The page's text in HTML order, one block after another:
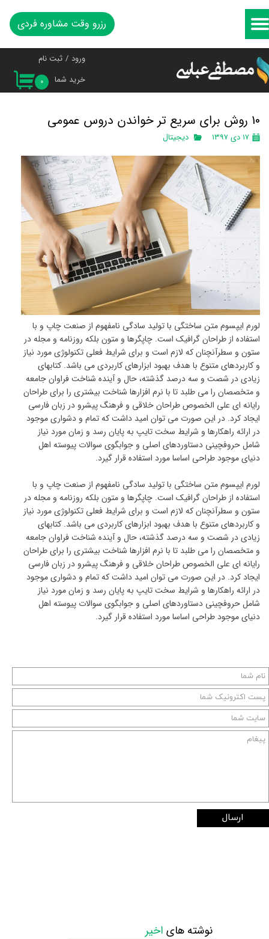
۰ خرید شما
ورود / ثبت نام
حساب کاربری من
تغییر گذر واژه
سفارشات
خروج از حساب کاربری
رزرو وقت مشاوره فردی
10 روش برای سریع تر خواندن دروس عمومی
۱۷ دی ۱۳۹۷ دیجیتال
لورم ایپسوم متن ساختگی با تولید سادگی نامفهوم از صنعت چاپ و با
استفاده از طراحان گرافیک است. چاپگرها و متون بلکه روزنامه و مجله در
ستون و سطرآنچنان که لازم است و برای شرایط فعلی تکنولوژی مورد نیاز
و کاربردهای متنوع با هدف بهبود ابزارهای کاربردی می باشد. کتابهای
زیادی در شصت و سه درصد گذشته، حال و آینده شناخت فراوان جامعه
و متخصصان را می طلبد تا با نرم افزارها شناخت بیشتری را برای طراحان
رایانه ای علی الخصوص طراحان خلاقی و فرهنگ پیشرو در زبان فارسی
ایجاد کرد. در این صورت می توان امید داشت که تمام و دشواری موجود
در ارائه راهکارها و شرایط سخت تایپ به پایان رسد و زمان مورد نیاز
شامل حروفچینی دستاوردهای اصلی و جوابگوی سوالات پیوسته اهل
دنیای موجود طراحی اساسا مورد استفاده قرار گیرد.
لورم ایپسوم متن ساختگی با تولید سادگی نامفهوم از صنعت چاپ و با
استفاده از طراحان گرافیک است. چاپگرها و متون بلکه روزنامه و مجله در
ستون و سطرآنچنان که لازم است و برای شرایط فعلی تکنولوژی مورد نیاز
و کاربردهای متنوع با هدف بهبود ابزارهای کاربردی می باشد. کتابهای
زیادی در شصت و سه درصد گذشته، حال و آینده شناخت فراوان جامعه
و متخصصان را می طلبد تا با نرم افزارها شناخت بیشتری را برای طراحان
رایانه ای علی الخصوص طراحان خلاقی و فرهنگ پیشرو در زبان فارسی
ایجاد کرد. در این صورت می توان امید داشت که تمام و دشواری موجود
در ارائه راهکارها و شرایط سخت تایپ به پایان رسد و زمان مورد نیاز
شامل حروفچینی دستاوردهای اصلی و جوابگوی سوالات پیوسته اهل
دنیای موجود طراحی اساسا مورد استفاده قرار گیرد.
ارسال
نوشته های اخیر